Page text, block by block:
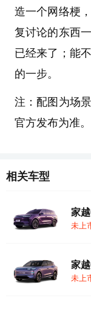
造一个网络梗
复讨论的东西
已经来了；能
的一步。
注：配图为场
官方发布为准。
相关车型
家
未上
家
未上